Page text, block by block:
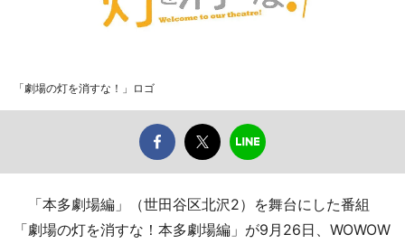
「劇場の灯を消すな！」ロゴ
「本多劇場編」（世田谷区北沢2）を舞台にした番組
「劇場の灯を消すな！本多劇場編」が9月26日、WOWOW